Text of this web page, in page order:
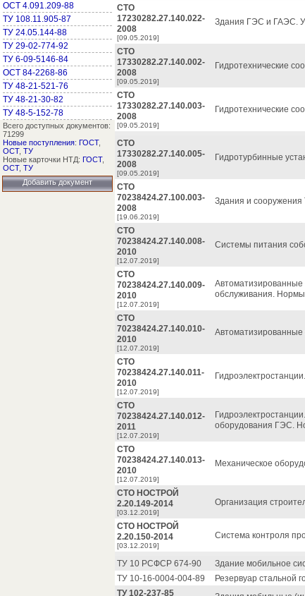
ОСТ 4.091.209-88
ТУ 108.11.905-87
ТУ 24.05.144-88
ТУ 29-02-774-92
ТУ 6-09-5146-84
ОСТ 84-2268-86
ТУ 48-21-521-76
ТУ 48-21-30-82
ТУ 48-5-152-78
Всего доступных документов:
71299
Новые поступления: ГОСТ,
ОСТ, ТУ
Новые карточки НТД: ГОСТ,
ОСТ, ТУ
Добавить документ
СТО
17230282.27.140.022-
2008
[09.05.2019]
Здания ГЭС и ГАЭС.
СТО
17330282.27.140.002-
2008
[09.05.2019]
Гидротехнические
СТО
17330282.27.140.003-
2008
[09.05.2019]
Гидротехнические
СТО
17330282.27.140.005-
2008
[09.05.2019]
Гидротурбинные
СТО
70238424.27.100.003-
2008
[19.06.2019]
Здания и сооружения
СТО
70238424.27.140.008-
2010
[12.07.2019]
Системы питания
СТО
70238424.27.140.009-
2010
[12.07.2019]
Автоматизированные
обслуживания.
СТО
70238424.27.140.010-
2010
[12.07.2019]
СТО
70238424.27.140.011-
2010
[12.07.2019]
СТО
70238424.27.140.012-
2011
[12.07.2019]
оборудования ГЭС.
СТО
70238424.27.140.013-
2010
[12.07.2019]
Механическое
СТО НОСТРОЙ
2.20.149-2014
[03.12.2019]
Организация
СТО НОСТРОЙ
2.20.150-2014
[03.12.2019]
Система контроля
ТУ 10 РСФСР 674-90
Здание мобильное
ТУ 10-16-0004-004-89
Резервуар стальной
ТУ 102-237-85